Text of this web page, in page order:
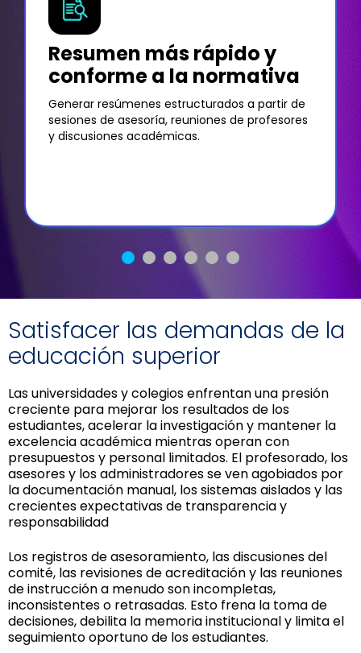
Resumen más rápido y
conforme a la normativa
Generar resúmenes estructurados a partir de
sesiones de asesoría, reuniones de profesores
y discusiones académicas.
Satisfacer las demandas de la
educación superior
Las universidades y colegios enfrentan una presión
creciente para mejorar los resultados de los
estudiantes, acelerar la investigación y mantener la
excelencia académica mientras operan con
presupuestos y personal limitados. El profesorado, los
asesores y los administradores se ven agobiados por
la documentación manual, los sistemas aislados y las
crecientes expectativas de transparencia y
responsabilidad
Los registros de asesoramiento, las discusiones del
comité, las revisiones de acreditación y las reuniones
de instrucción a menudo son incompletas,
inconsistentes o retrasadas. Esto frena la toma de
decisiones, debilita la memoria institucional y limita el
seguimiento oportuno de los estudiantes.